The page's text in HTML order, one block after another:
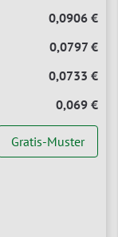
0,0906 €
0,0797 €
0,0733 €
0,069 €
Gratis-Muster